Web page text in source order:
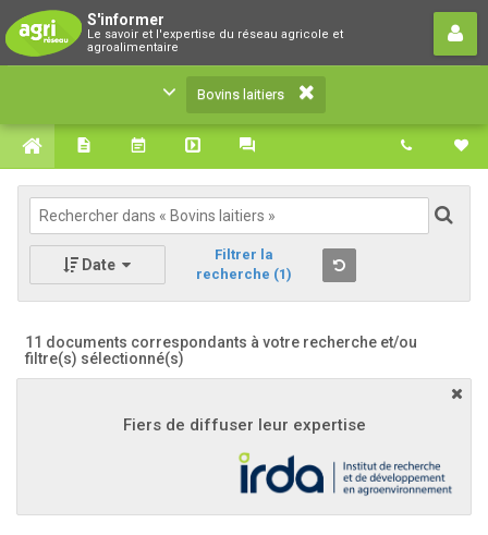
S'informer
Le savoir et l'expertise du réseau agricole et
agroalimentaire
Bovins laitiers
Le savoir et l'expertise du réseau agricole et
agroalimentaire
Bovins laitiers
Date
Filtrer la
recherche (1)
11 documents correspondants à votre recherche et/ou
filtre(s) sélectionné(s)
Fiers de diffuser leur expertise